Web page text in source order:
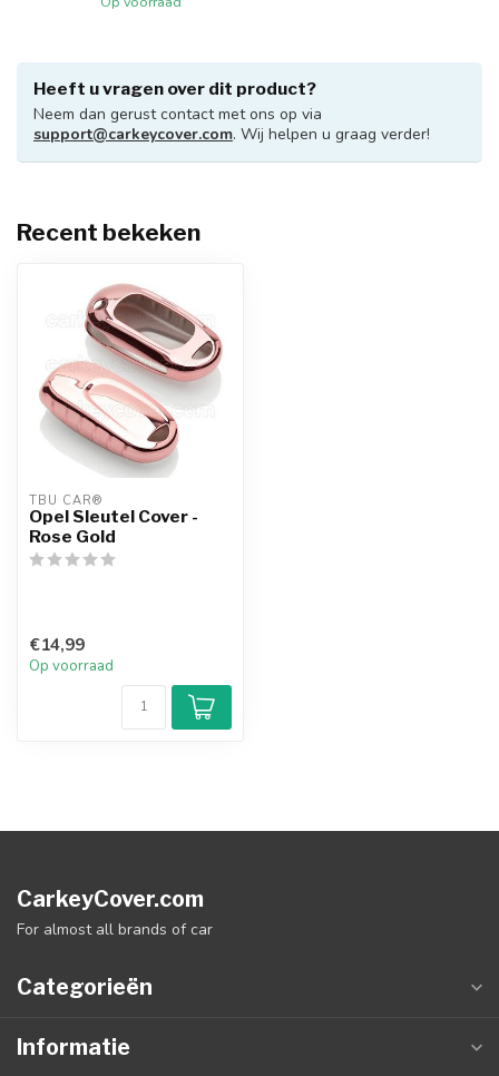
Heeft u vragen over dit product?
Neem dan gerust contact met ons op via
support@carkeycover.com. Wij helpen u graag verder!
Recent bekeken
TBU CAR®
Opel Sleutel Cover -
Rose Gold
€14,99
Op voorraad
CarkeyCover.com
For almost all brands of car
Categorieën
Informatie